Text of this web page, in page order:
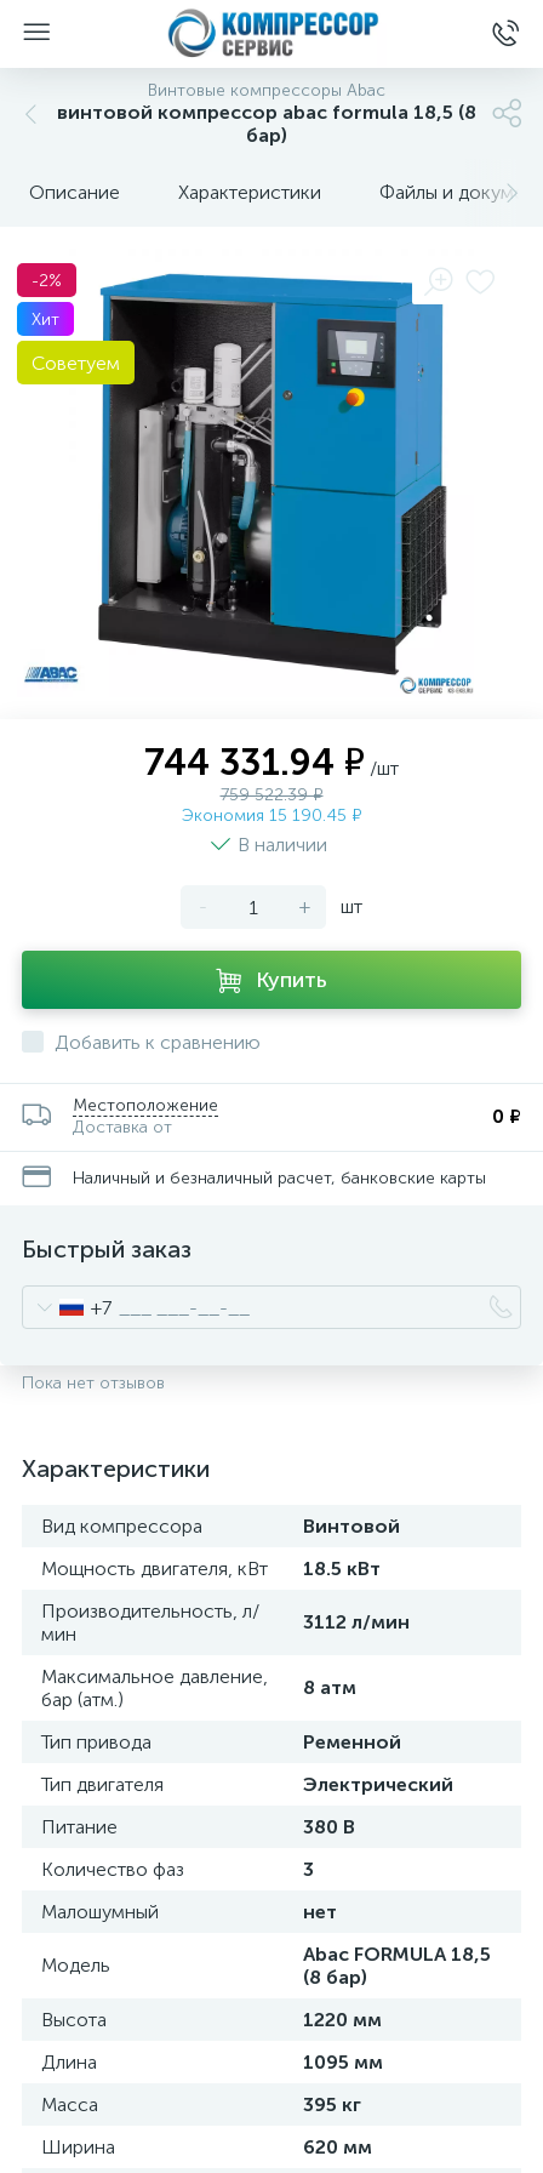
Винтовые компрессоры Abac
винтовой компрессор abac formula 18,5 (8
бар)
Описание Характеристики Файлы и
-2%
Хит
Советуем
744 331.94 ₽ /шт
759 522.39 ₽
Экономия 15 190.45 ₽
В наличии
- + шт
Купить
Добавить к сравнению
Местоположение
Доставка от
0 ₽
Наличный и безналичный расчет, банковские карты
Быстрый заказ
+7
Пока нет отзывов
Характеристики
Вид компрессора
Винтовой
Мощность двигателя, кВт
18.5 кВт
Производительность, л/
мин
3112 л/мин
Максимальное давление,
бар (атм.)
8 атм
Тип привода
Ременной
Тип двигателя
Электрический
Питание
380 В
Количество фаз
3
Малошумный
нет
Модель
Abac FORMULA 18,5
(8 бар)
Высота
1220 мм
Длина
1095 мм
Масса
395 кг
Ширина
620 мм